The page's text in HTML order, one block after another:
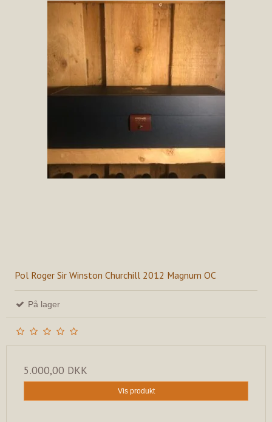
Pol Roger Sir Winston Churchill 2012 Magnum OC
På lager
5.000,00 DKK
Vis produkt